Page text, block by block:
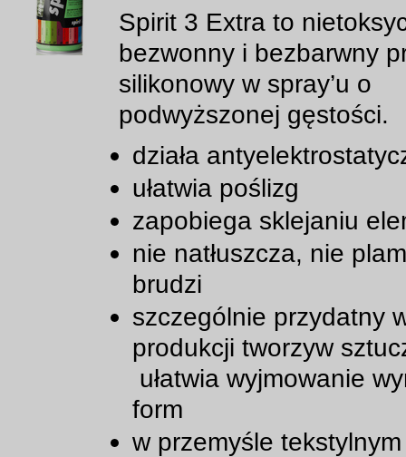
Spirit 3 Extra to
bezwonny i bezbarwny
silikonowy w spray’u o
podwyższonej gęstości.
działa
ułatwia poślizg
zapobiega sklejaniu
nie natłuszcza, nie
brudzi
szczególnie przydatny
produkcji tworzyw
ułatwia wyjmowanie
form
w przemyśle